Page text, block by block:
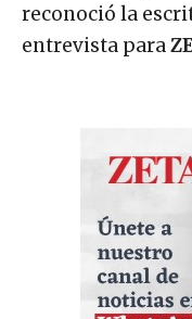
reconoció la
entrevista para